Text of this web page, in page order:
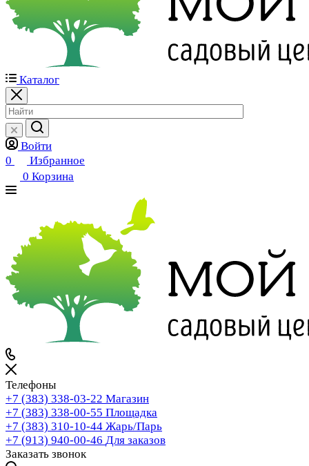
Каталог
Войти
0
Избранное
0 Корзина
Телефоны
+7 (383) 338-03-22 Магазин
+7 (383) 338-00-55 Площадка
+7 (383) 310-10-44 Жарь/Парь
+7 (913) 940-00-46 Для заказов
Заказать звонок